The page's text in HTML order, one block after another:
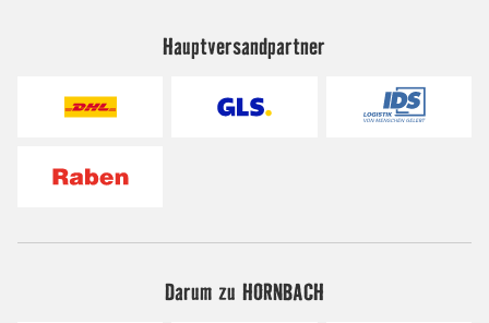
Hauptversandpartner
Darum zu HORNBACH